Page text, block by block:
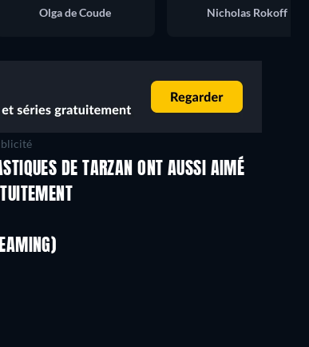
Olga de Coude
Nicholas Rokoff
DE TARZAN ONT AUSSI AIMÉ
Série